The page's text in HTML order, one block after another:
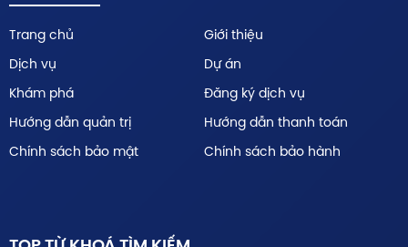
Trang chủ
Giới thiệu
Dịch vụ
Dự án
Khám phá
Đăng ký dịch vụ
Hướng dẫn quản trị
Hướng dẫn thanh toán
Chính sách bảo mật
Chính sách bảo hành